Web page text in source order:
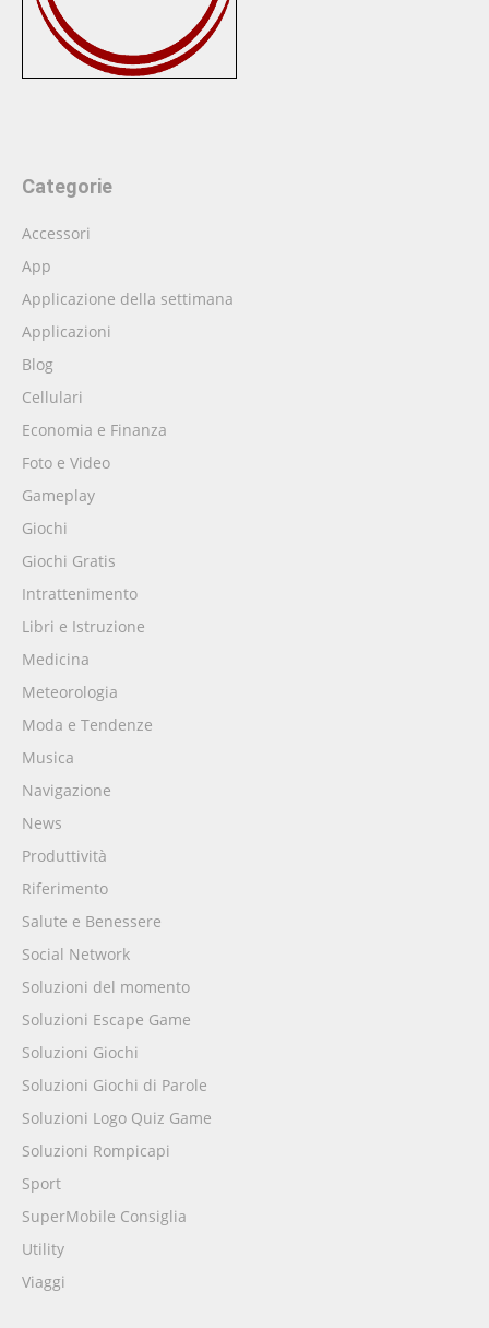
Categorie
Accessori
App
Applicazione della settimana
Applicazioni
Blog
Cellulari
Economia e Finanza
Foto e Video
Gameplay
Giochi
Giochi Gratis
Intrattenimento
Libri e Istruzione
Medicina
Meteorologia
Moda e Tendenze
Musica
Navigazione
News
Produttività
Riferimento
Salute e Benessere
Social Network
Soluzioni del momento
Soluzioni Escape Game
Soluzioni Giochi
Soluzioni Giochi di Parole
Soluzioni Logo Quiz Game
Soluzioni Rompicapi
Sport
SuperMobile Consiglia
Utility
Viaggi